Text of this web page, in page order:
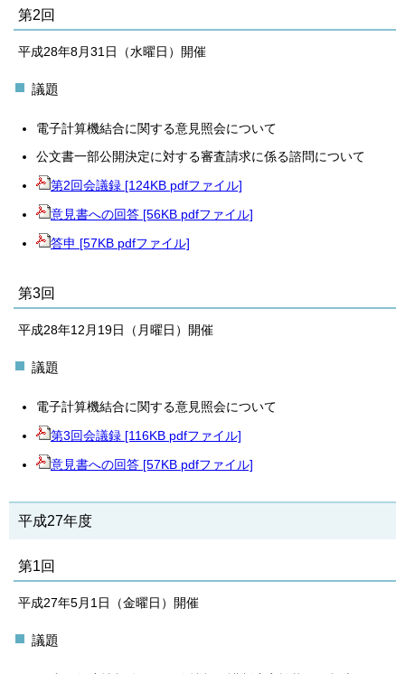
第2回
平成28年8月31日（水曜日）開催
議題
電子計算機結合に関する意見照会について
公文書一部公開決定に対する審査請求に係る諮問について
第2回会議録 [124KB pdfファイル]
意見書への回答 [56KB pdfファイル]
答申 [57KB pdfファイル]
第3回
平成28年12月19日（月曜日）開催
議題
電子計算機結合に関する意見照会について
第3回会議録 [116KB pdfファイル]
意見書への回答 [57KB pdfファイル]
平成27年度
第1回
平成27年5月1日（金曜日）開催
議題